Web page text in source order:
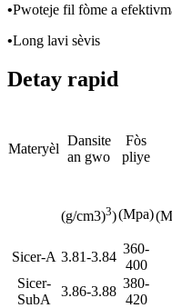
•Pwoteje fil fòme a
•Long lavi sèvis
Detay rapid
Materyèl
Dansite
an gwo
Fòs
pliye
(g/cm3)3)(Mpa)
Sicer-A 3.81-3.84
360-
400
Sicer-
SubA
3.86-3.88
380-
420